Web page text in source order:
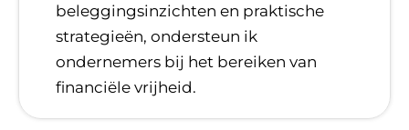
beleggingsinzichten en praktische
strategieën, ondersteun ik
ondernemers bij het bereiken van
financiële vrijheid.